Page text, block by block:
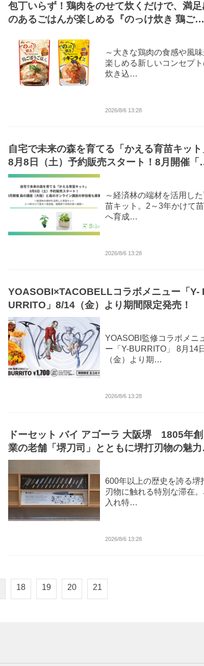
包丁いらず！鶏肉をのせて炊くだけで、満足
のあるごはんが楽しめる『のっけ炊き 鶏ごぼ
素』 8月24日(月) より発売
～大きな鶏肉の食感や風
楽しめる新しいコンセプ
炊き込…
2026/8/6 13:28
自宅で未来の森を育てる「かえる育苗キット
8月8日（土）予約販売スタート！8月開催「
の講座（大阪）」と「森のオンライン講座」
参加者も募集
～経済林の端材を活用し
苗キット。2～3年かけて
へ育成…
2026/8/6 13:28
YOASOBI×TACOBELLコラボメニュー「Y-
URRITO」8/14（金）より期間限定発売！
YOASOBI監修コラボメニュ
ー「Y-BURRITO」 8月14日
（金）より期…
2026/8/6 13:28
ドーセット バイ アゴーラ 大阪堺 1805年創
業の老舗「堺刀司」とともに堺打刃物の魅力
体験する宿泊プラン販売開始
600年以上の歴史を誇る堺
刃物に触れる特別な滞在。
入れ特…
2026/8/6 13:28
18 19 20 21